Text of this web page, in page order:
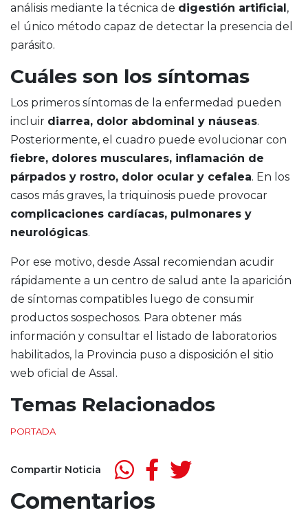
análisis mediante la técnica de digestión artificial,
el único método capaz de detectar la presencia del
parásito.
Cuáles son los síntomas
Los primeros síntomas de la enfermedad pueden
incluir diarrea, dolor abdominal y náuseas.
Posteriormente, el cuadro puede evolucionar con
fiebre, dolores musculares, inflamación de
párpados y rostro, dolor ocular y cefalea. En los
casos más graves, la triquinosis puede provocar
complicaciones cardíacas, pulmonares y
neurológicas.
Por ese motivo, desde Assal recomiendan acudir
rápidamente a un centro de salud ante la aparición
de síntomas compatibles luego de consumir
productos sospechosos. Para obtener más
información y consultar el listado de laboratorios
habilitados, la Provincia puso a disposición el sitio
web oficial de Assal.
Temas Relacionados
PORTADA
Compartir Noticia
Comentarios